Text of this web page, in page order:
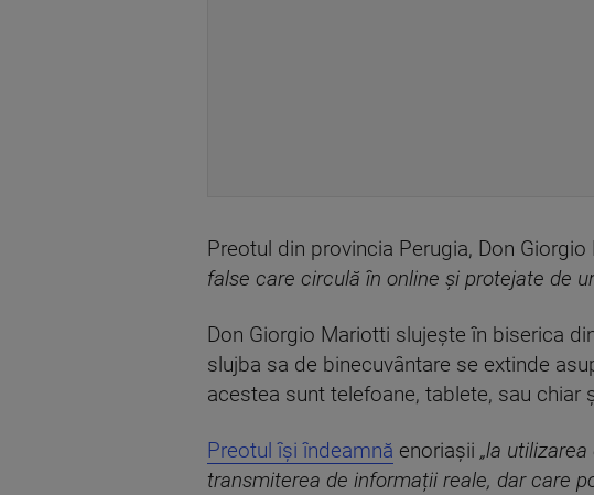
Preotul din provincia Perugia, Don
false care circulă în online și protejate de
Don Giorgio Mariotti slujește în biserica
slujba sa de binecuvântare se extinde
acestea sunt telefoane, tablete, sau chiar
Preotul își îndeamnă enoriașii „la
transmiterea de informații reale, dar care